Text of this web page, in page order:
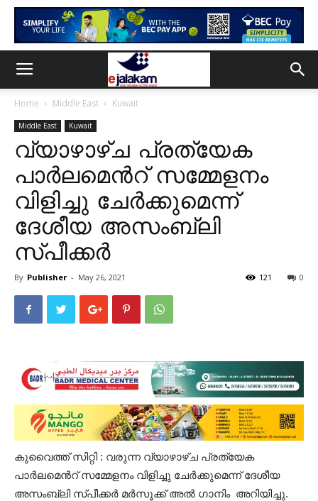
Home Middle East Kuwait
Middle East Kuwait
വ്യാഴാഴ്ച പ്രത്യേക
പാർലമെൻറ് സമ്മേളനം
വിളിച്ചു ചേർക്കുമെന്ന്
ദേശീയ അസംബ്ലി
സ്പീക്കർ
By Publisher - May 26, 2021 0
121
കുവൈത്ത് സിറ്റി : വരുന്ന വ്യാഴാഴ്ച പ്രത്യേക
പാർലമെൻറ് സമ്മേളനം വിളിച്ചു ചേർക്കുമെന്ന് ദേശീയ
അസംബ്ലി സ്പീക്കർ മർസൂക്ക് അൽ ഗാനിം അറിയിച്ചു.